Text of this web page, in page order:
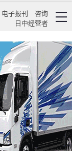
电子报刊
咨询
日中经营者
给我们什么